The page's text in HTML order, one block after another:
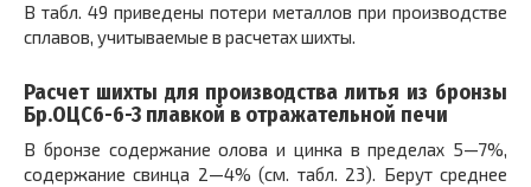
В табл. 49 приведены потери металлов при производстве
сплавов, учитываемые в расчетах шихты.
Расчет шихты для производства литья из бронзы
Бр.ОЦС6-6-3 плавкой в отражательной печи
В бронзе содержание олова и цинка в пределах 5—7%,
содержание свинца 2—4% (см. табл. 23). Берут среднее